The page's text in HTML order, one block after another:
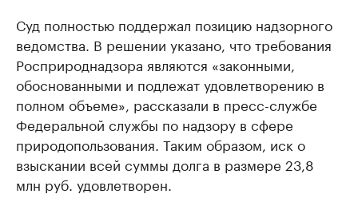
Суд полностью поддержал позицию надзорного
ведомства. В решении указано, что требования
Росприроднадзора являются «законными,
обоснованными и подлежат удовлетворению в
полном объеме», рассказали в пресс-службе
Федеральной службы по надзору в сфере
природопользования. Таким образом, иск о
взыскании всей суммы долга в размере 23,8
млн руб. удовлетворен.